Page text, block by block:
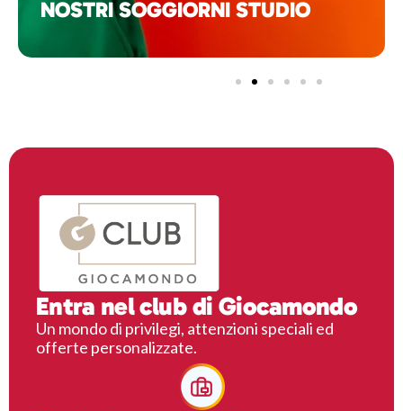
NOSTRI SOGGIORNI STUDIO
Entra nel club di Giocamondo
Un mondo di privilegi, attenzioni speciali ed
offerte personalizzate.